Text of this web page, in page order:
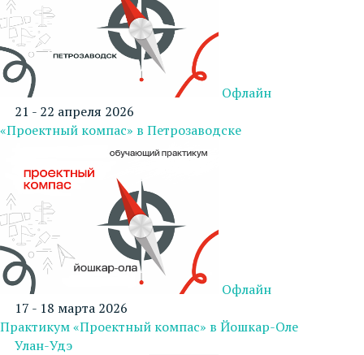
Офлайн
21 - 22 апреля 2026
«Проектный компас» в Петрозаводске
Офлайн
17 - 18 марта 2026
Практикум «Проектный компас» в Йошкар-Оле
Улан-Удэ